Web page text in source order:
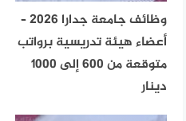
وظائف جامعة جدارا 2026 –
أعضاء هيئة تدريسية برواتب
متوقعة من 600 إلى 1000
دينار